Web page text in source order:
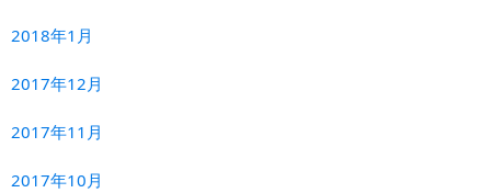
2018年1月
2017年12月
2017年11月
2017年10月